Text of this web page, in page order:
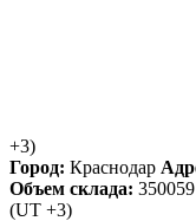
+3)
Город: Краснодар
Объем склада: 350059
(UT +3)